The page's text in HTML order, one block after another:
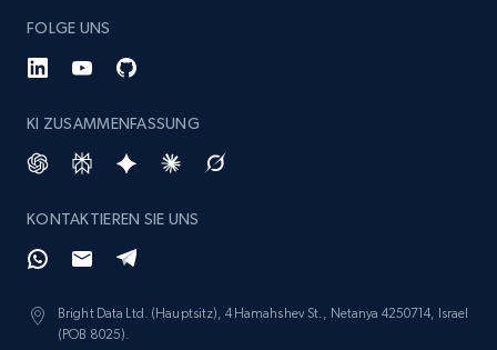
FOLGE UNS
KI ZUSAMMENFASSUNG
KONTAKTIEREN SIE UNS
Bright Data Ltd. (Hauptsitz), 4 Hamahshev St., Netanya 4250714, Israel
(POB 8025).